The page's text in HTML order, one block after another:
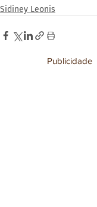
Sidiney Leonis
Publicidade